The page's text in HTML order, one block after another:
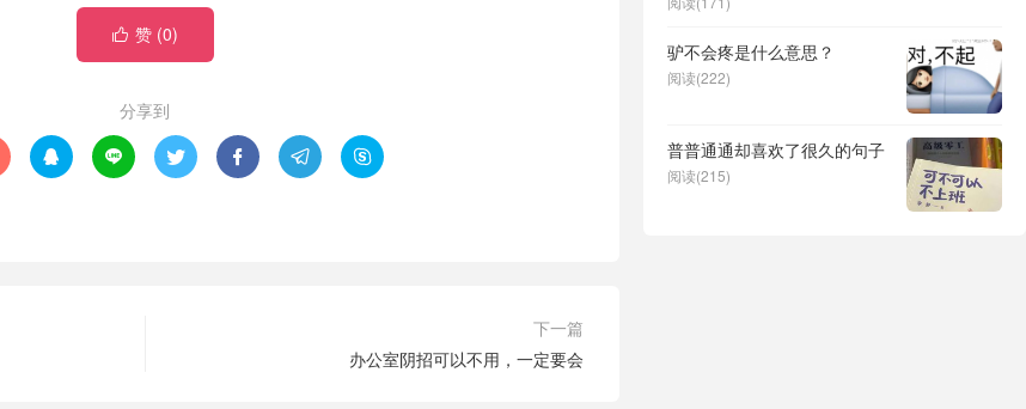
 赞 (0)
分享到
     
下一篇
办公室阴招可以不用，一定要会
驴不会疼是什么意思？
阅读(222)
普普通通却喜欢了很久的句子
阅读(215)